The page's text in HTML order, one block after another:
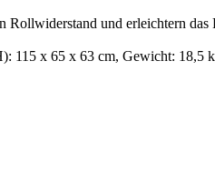
und erleichtern
x 65 x 63 cm, Gewicht: 18,5